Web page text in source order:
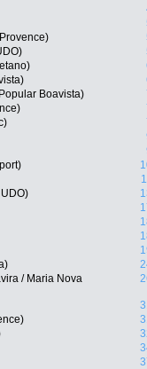
Boavista)
/ Maria Nova